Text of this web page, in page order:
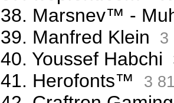
38. Marsnev™ -
39. Manfred Klein
3
40. Youssef Habchi
41. Herofonts™ 3